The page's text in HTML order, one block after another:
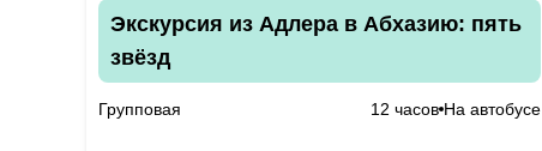
Экскурсия из Адлера в Абхазию: пять
звёзд
Групповая 12 часов На автобусе